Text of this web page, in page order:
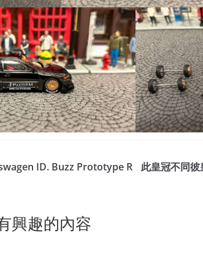
ID. Buzz Prototype R
此皇冠不同
興趣的內容